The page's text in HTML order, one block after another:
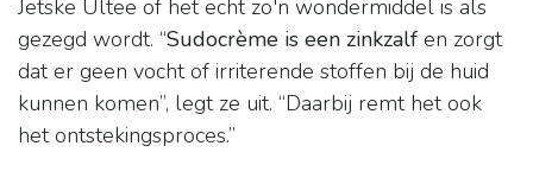
Jetske Ultee of het echt zo'n wondermiddel is als
gezegd wordt. “Sudocrème is een zinkzalf en zorgt
dat er geen vocht of irriterende stoffen bij de huid
kunnen komen”, legt ze uit. “Daarbij remt het ook
het ontstekingsproces.”